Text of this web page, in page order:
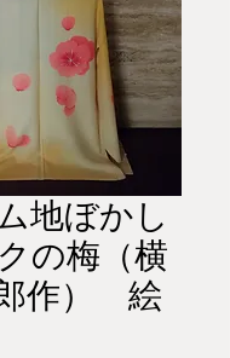
地ぼかし
の梅（横
作） 絵